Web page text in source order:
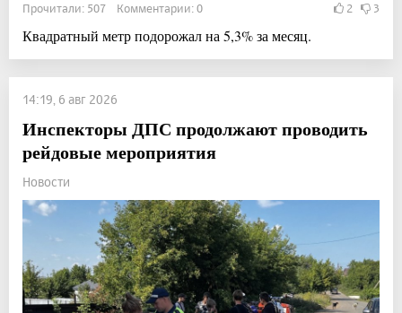
Прочитали: 507 Комментарии: 0 2 3
Квадратный метр подорожал на 5,3% за месяц.
14:19, 6 авг 2026
Инспекторы ДПС продолжают проводить
рейдовые мероприятия
Новости